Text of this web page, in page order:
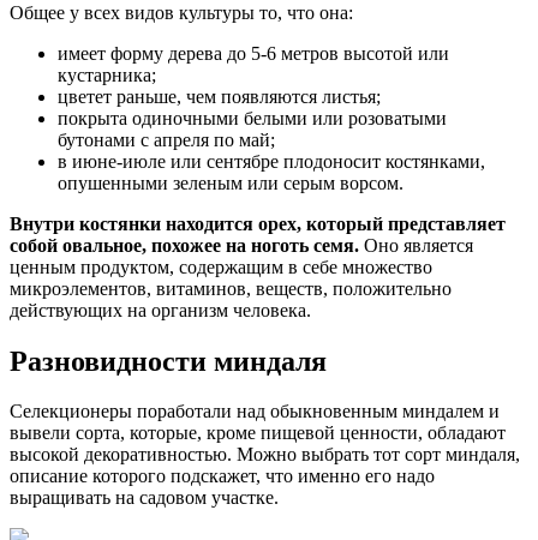
Общее у всех видов культуры то, что она:
имеет форму дерева до 5-6 метров высотой или
кустарника;
цветет раньше, чем появляются листья;
покрыта одиночными белыми или розоватыми
бутонами с апреля по май;
в июне-июле или сентябре плодоносит костянками,
опушенными зеленым или серым ворсом.
Внутри костянки находится орех, который представляет
собой овальное, похожее на ноготь семя. Оно является
ценным продуктом, содержащим в себе множество
микроэлементов, витаминов, веществ, положительно
действующих на организм человека.
Разновидности миндаля
Селекционеры поработали над обыкновенным миндалем и
вывели сорта, которые, кроме пищевой ценности, обладают
высокой декоративностью. Можно выбрать тот сорт миндаля,
описание которого подскажет, что именно его надо
выращивать на садовом участке.